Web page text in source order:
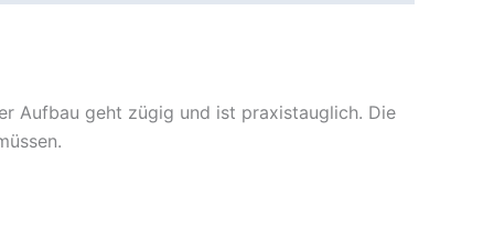
Aufbau geht zügig und ist praxistauglich. Die